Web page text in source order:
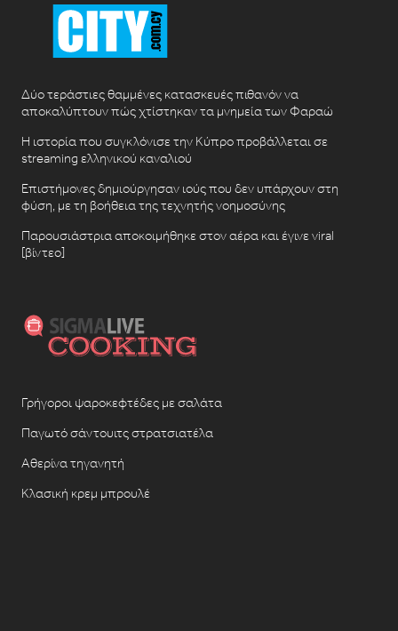
Δύο τεράστιες θαμμένες κατασκευές πιθανόν να
αποκαλύπτουν πώς χτίστηκαν τα μνημεία των Φαραώ
Η ιστορία που συγκλόνισε την Κύπρο προβάλλεται σε
streaming ελληνικού καναλιού
Επιστήμονες δημιούργησαν ιούς που δεν υπάρχουν στη
φύση, με τη βοήθεια της τεχνητής νοημοσύνης
Παρουσιάστρια αποκοιμήθηκε στον αέρα και έγινε viral
[βίντεο]
Γρήγοροι ψαροκεφτέδες με σαλάτα
Παγωτό σάντουιτς στρατσιατέλα
Αθερίνα τηγανητή
Κλασική κρεμ μπρουλέ